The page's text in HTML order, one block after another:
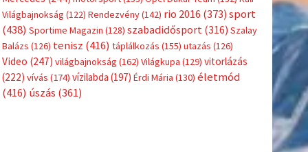
Világbajnokság (122) Rendezvény(142) rio 2016 (373) sport
(438) Sportime Magazin (128) szabadidősport (316) Szalay
Balázs (126) tenisz (416) táplálkozás (155) utazás (126)
Video (247) világbajnokság (162) Világkupa (129) vitorlázás
(222) vívás (174) vízilabda (197) Érdi Mária (130) életmód
(416) úszás (361)